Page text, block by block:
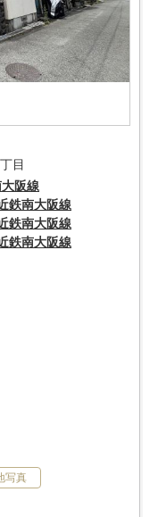
目
阪線
鉄南大阪線
鉄南大阪線
鉄南大阪線
写真